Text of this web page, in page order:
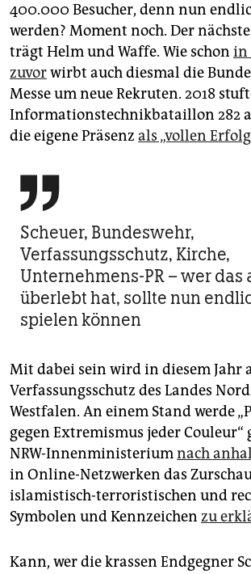
400.000 Besucher, denn nun
werden? Moment noch. Der
trägt Helm und Waffe. Wie schon in
zuvorwirbt auch diesmal die
Messe um neue Rekruten. 2018
Informationstechnikbataillon 282
die eigene Präsenz als „vollen

Scheuer, Bundeswehr,
Verfassungsschutz, Kirche,
Unternehmens-PR – wer das
überlebt hat, sollte nun
spielen können
Mit dabei sein wird in diesem Jahr
Verfassungsschutz des Landes
Westfalen. An einem Stand werde
gegen Extremismus jeder Couleur“
NRW-Innenministeriumnach
in Online-Netzwerken das
islamistisch-terroristischen und
Symbolen und Kennzeichen zu
Kann, wer die krassen Endgegner